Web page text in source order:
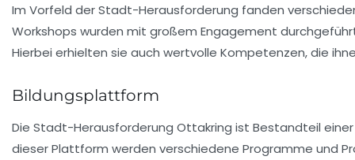
Im Vorfeld der Stadt-Herausforderung fanden
Workshops wurden mit großem Engagement
Hierbei erhielten sie auch wertvolle Kompetenzen, die
Bildungsplattform
Die Stadt-Herausforderung Ottakring ist Bestandteil
dieser Plattform werden verschiedene Programme und